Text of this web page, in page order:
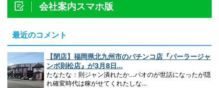
会社案内スマホ版
最近のコメント
【閉店】福岡県北九州市のパチンコ店『パーラージャ
ンボ則松店』が3月8日...
たなたな：則ジャン潰れたか…パオのが世話になったが隠
れ確変時代は稼がせてくれたしな…